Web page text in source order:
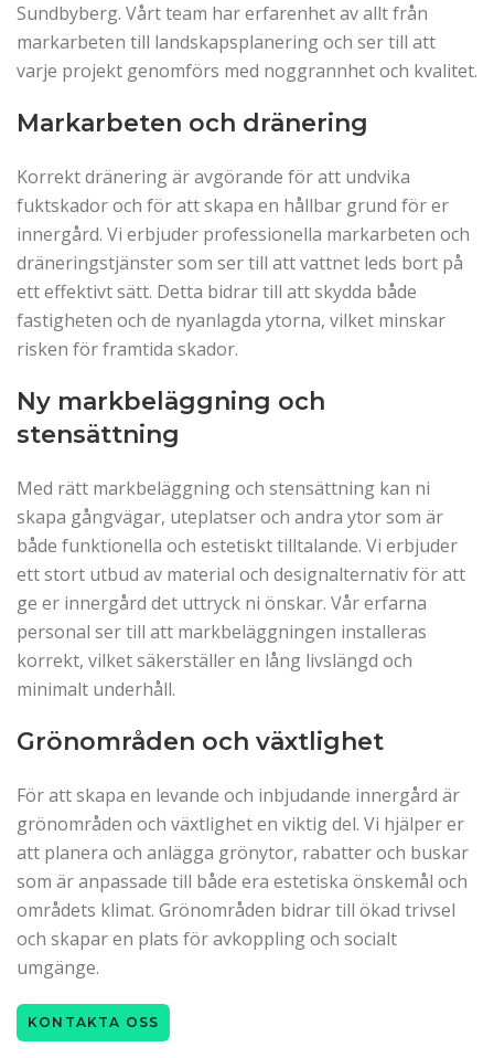
Sundbyberg. Vårt team har erfarenhet av allt från
markarbeten till landskapsplanering och ser till att
varje projekt genomförs med noggrannhet och kvalitet.
Markarbeten och dränering
Korrekt dränering är avgörande för att undvika
fuktskador och för att skapa en hållbar grund för er
innergård. Vi erbjuder professionella markarbeten och
dräneringstjänster som ser till att vattnet leds bort på
ett effektivt sätt. Detta bidrar till att skydda både
fastigheten och de nyanlagda ytorna, vilket minskar
risken för framtida skador.
Ny markbeläggning och
stensättning
Med rätt markbeläggning och stensättning kan ni
skapa gångvägar, uteplatser och andra ytor som är
både funktionella och estetiskt tilltalande. Vi erbjuder
ett stort utbud av material och designalternativ för att
ge er innergård det uttryck ni önskar. Vår erfarna
personal ser till att markbeläggningen installeras
korrekt, vilket säkerställer en lång livslängd och
minimalt underhåll.
Grönområden och växtlighet
För att skapa en levande och inbjudande innergård är
grönområden och växtlighet en viktig del. Vi hjälper er
att planera och anlägga grönytor, rabatter och buskar
som är anpassade till både era estetiska önskemål och
områdets klimat. Grönområden bidrar till ökad trivsel
och skapar en plats för avkoppling och socialt
umgänge.
KONTAKTA OSS